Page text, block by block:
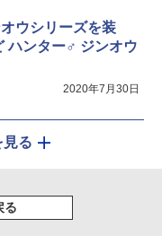
ウシリーズを装
ハンター♂ ジンオウ
2020年7月30日
見る
る